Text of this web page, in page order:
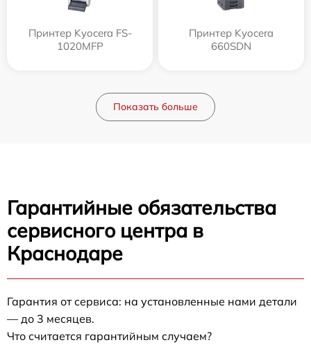
Принтер Kyocera FS-
1020MFP
Принтер Kyocera
660SDN
Показать больше
Гарантийные обязательства
сервисного центра в
Краснодаре
Гарантия от сервиса: на установленные нами детали
— до 3 месяцев.
Что считается гарантийным случаем?